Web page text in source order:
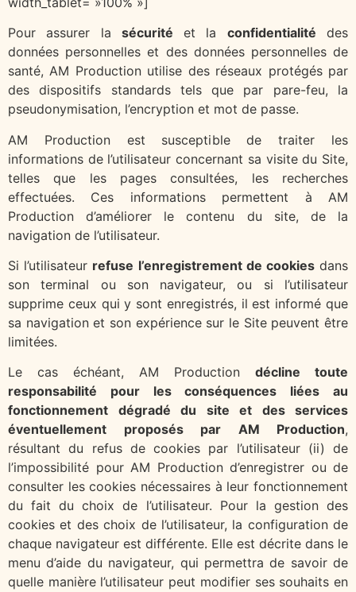
Pour assurer la sécurité et la confidentialité des
données personnelles et des données personnelles de
santé, AM Production utilise des réseaux protégés par
des dispositifs standards tels que par pare-feu, la
pseudonymisation, l’encryption et mot de passe.
AM Production est susceptible de traiter les
informations de l’utilisateur concernant sa visite du Site,
telles que les pages consultées, les recherches
effectuées. Ces informations permettent à AM
Production d’améliorer le contenu du site, de la
navigation de l’utilisateur.
Si l’utilisateur refuse l’enregistrement de cookiesdans
son terminal ou son navigateur, ou si l’utilisateur
supprime ceux qui y sont enregistrés, il est informé que
sa navigation et son expérience sur le Site peuvent être
limitées.
Le cas échéant, AM Production décline toute
responsabilité pour les conséquences liées au
fonctionnement dégradé du site et des services
éventuellement proposés par AM Production,
résultant du refus de cookies par l’utilisateur (ii) de
l’impossibilité pour AM Production d’enregistrer ou de
consulter les cookies nécessaires à leur fonctionnement
du fait du choix de l’utilisateur. Pour la gestion des
cookies et des choix de l’utilisateur, la configuration de
chaque navigateur est différente. Elle est décrite dans le
menu d’aide du navigateur, qui permettra de savoir de
quelle manière l’utilisateur peut modifier ses souhaits en